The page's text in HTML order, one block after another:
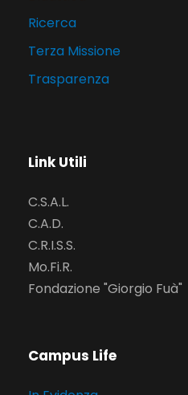
Ricerca
Terza Missione
Trasparenza
Link Utili
C.S.A.L.
C.A.D.
C.R.I.S.S.
Mo.Fi.R.
Fondazione "Giorgio Fuà"
Campus Life